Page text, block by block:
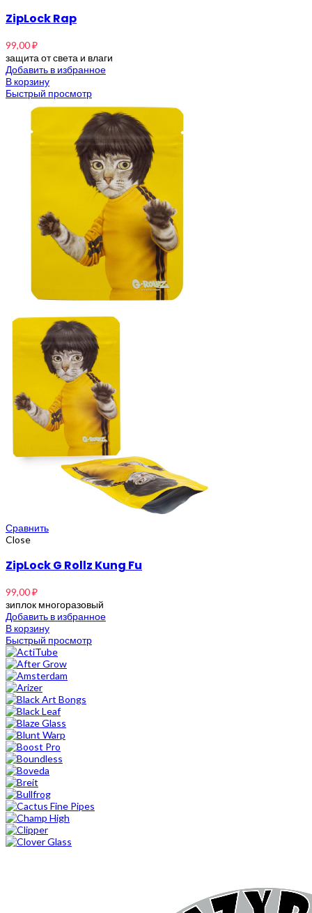
ZipLock Rap
99,00₽
защита от света и влаги
Добавить в избранное
В корзину
Быстрый просмотр
Сравнить
Close
ZipLock G Rollz Kung Fu
99,00₽
зиплок многоразовый
Добавить в избранное
В корзину
Быстрый просмотр